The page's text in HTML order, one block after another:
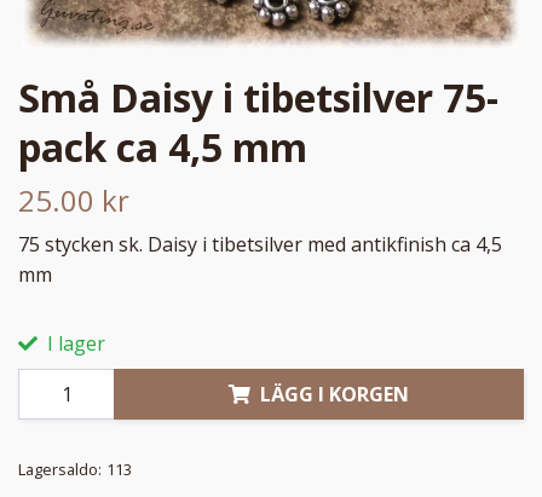
Små Daisy i tibetsilver 75-
pack ca 4,5 mm
25.00 kr
75 stycken sk. Daisy i tibetsilver med antikfinish ca 4,5
mm
I lager
LÄGG I KORGEN
Lagersaldo: 113